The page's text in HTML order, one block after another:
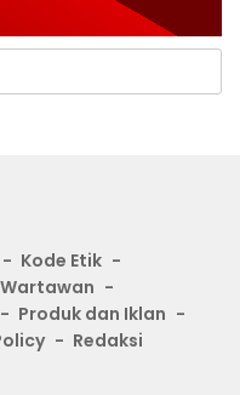
Kode Etik
Produk dan Iklan
Redaksi